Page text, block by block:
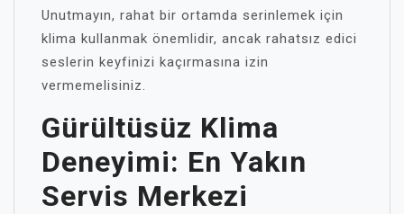
Unutmayın, rahat bir ortamda serinlemek için
klima kullanmak önemlidir, ancak rahatsız edici
seslerin keyfinizi kaçırmasına izin
vermemelisiniz.
Gürültüsüz Klima
Deneyimi: En Yakın
Servis Merkezi